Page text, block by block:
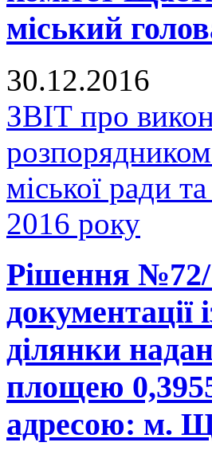
міський
30.12.2016
ЗВІТ про
міської ради
2016 року
Рішення №72/
документації
ділянки
площею
адресою: м.